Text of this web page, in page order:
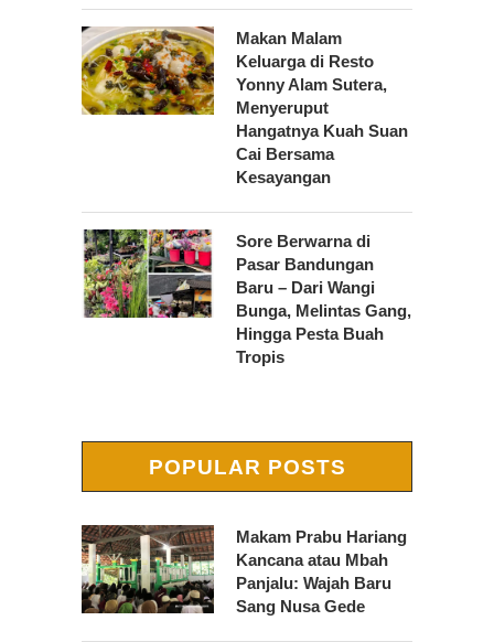
Makan Malam
Keluarga di Resto
Yonny Alam Sutera,
Menyeruput
Hangatnya Kuah Suan
Cai Bersama
Kesayangan
Sore Berwarna di
Pasar Bandungan
Baru – Dari Wangi
Bunga, Melintas Gang,
Hingga Pesta Buah
Tropis
POPULAR POSTS
Makam Prabu Hariang
Kancana atau Mbah
Panjalu: Wajah Baru
Sang Nusa Gede